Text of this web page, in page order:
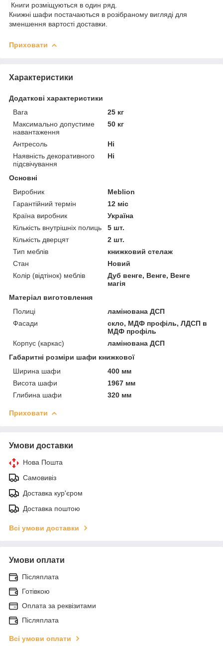
Книги розміщуються в один ряд.
Книжні шафи постачаються в розібраному вигляді для
зменшення вартості доставки.
Приховати
Характеристики
Додаткові характеристики
Вага
25 кг
Максимально допустиме
навантаження
50 кг
Антресоль
Ні
Наявність декоративного
підсвічування
Ні
Основні
Виробник
Meblion
Гарантійний термін
12 міс
Країна виробник
Україна
Кількість внутрішніх полиць
5 шт.
Кількість дверцят
2 шт.
Тип меблів
книжковий стелаж
Стан
Новий
Колір (відтінок) меблів
Дуб венге, Венге, Венге
магія
Матеріал виготовлення
Полиці
ламінована ДСП
Фасади
скло, МДФ профіль, ЛДСП в
МДФ профіль
Корпус (каркас)
ламінована ДСП
Габаритні розміри шафи книжкової
Ширина шафи
400 мм
Висота шафи
1967 мм
Глибина шафи
320 мм
Приховати
Умови доставки
Нова Пошта
Самовивіз
Доставка кур'єром
Доставка поштою
Всі умови доставки
Умови оплати
Післяплата
Готівкою
Оплата за реквізитами
Післяплата
Всі умови оплати